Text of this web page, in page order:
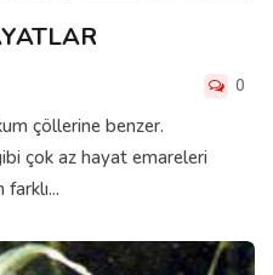
0
çöllerine benzer.
çok az hayat emareleri